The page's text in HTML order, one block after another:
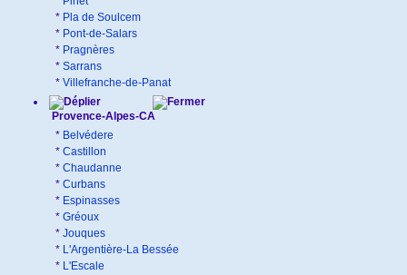
* Pla de Soulcem
* Pont-de-Salars
* Pragnères
* Sarrans
* Villefranche-de-Panat
Provence-Alpes-CA
* Belvédere
* Castillon
* Chaudanne
* Curbans
* Espinasses
* Gréoux
* Jouques
* L'Argentière-La Bessée
* L'Escale